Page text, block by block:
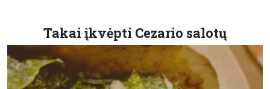
Takai įkvėpti Cezario salotų